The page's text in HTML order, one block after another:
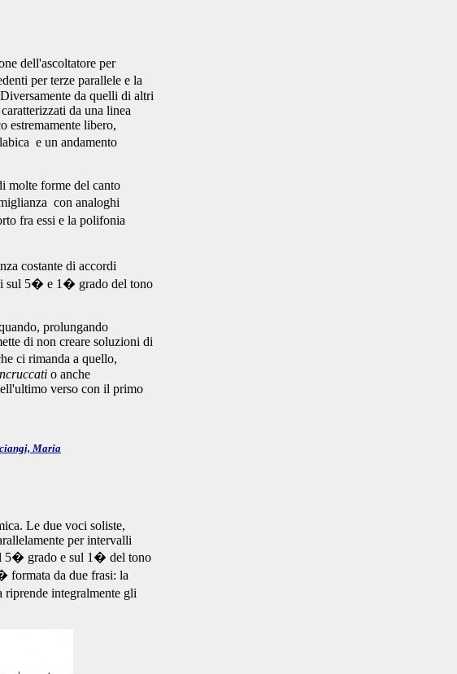
dell'ascoltatore per
per terze parallele e la
da quelli di altri
da una linea
estremamente libero,
e un andamento
molte forme del canto
con analoghi
fra essi e la polifonia
costante di accordi
sul 5� e 1� grado del tono
prolungando
di non creare soluzioni di
ci rimanda a quello,
o anche
verso con il primo
Maria
Le due voci soliste,
per intervalli
5� grado e sul 1� del tono
formata da due frasi: la
riprende integralmente gli